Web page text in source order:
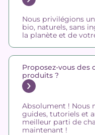
Nous privilégions
bio, naturels, sans
la planète et de
Proposez-vous des
produits ?
Absolument ! Nous
guides, tutoriels et
meilleur parti de
maintenant !